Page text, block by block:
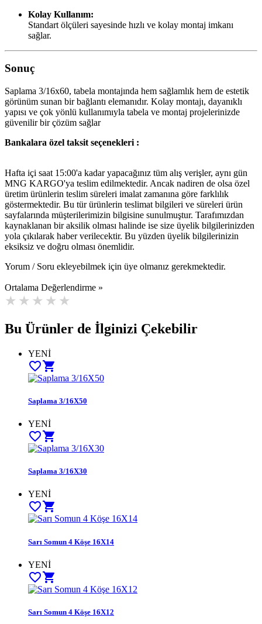
Kolay Kullanım:
Standart ölçüleri sayesinde hızlı ve kolay montaj imkanı
sağlar.
Sonuç
Saplama 3/16x60, tabela montajında hem sağlamlık hem de estetik
görünüm sunan bir bağlantı elemanıdır. Kolay montajı, dayanıklı
yapısı ve çok yönlü kullanımıyla tabela ve montaj projelerinizde
güvenilir bir çözüm sağlar
Bankalara özel taksit seçenekleri :
Hafta içi saat 15:00'a kadar yapacağınız tüm alış verişler, aynı gün
MNG KARGO'ya teslim edilmektedir. Ancak nadiren de olsa özel
üretim ürünlerin teslim süreleri imalat zamanına göre farklılık
göstermektedir. Bu tür ürünlerin teslimat bilgileri ve süreleri ürün
sayfalarında müşterilerimizin bilgisine sunulmuştur. Tarafımızdan
kaynaklanan bir aksilik olması halinde ise size üyelik bilgilerinizden
yola çıkılarak haber verilecektir. Bu yüzden üyelik bilgilerinizin
eksiksiz ve doğru olması önemlidir.
Yorum / Soru ekleyebilmek için üye olmanız gerekmektedir.
Ortalama Değerlendirme »
Bu Ürünler de İlginizi Çekebilir
YENİ
favorite_bordershopping_cart
Saplama 3/16X50
YENİ
favorite_bordershopping_cart
Saplama 3/16X30
YENİ
favorite_border shopping_cart
Sarı Somun 4 Köşe 16X14
YENİ
favorite_bordershopping_cart
Sarı Somun 4 Köşe 16X12